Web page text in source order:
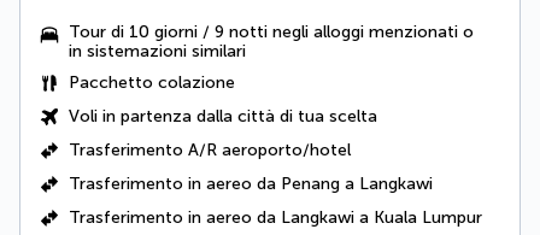
Tour di 10 giorni / 9 notti negli alloggi menzionati o
in sistemazioni similari
Pacchetto colazione
Voli in partenza dalla città di tua scelta
Trasferimento A/R aeroporto/hotel
Trasferimento in aereo da Penang a Langkawi
Trasferimento in aereo da Langkawi a Kuala Lumpur